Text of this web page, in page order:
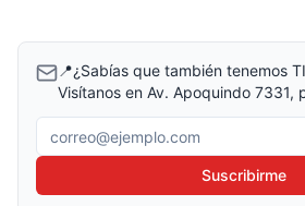
📍¿Sabías que también tenemos
Visítanos en Av. Apoquindo 7331,
Correo electrónico
Suscribirme